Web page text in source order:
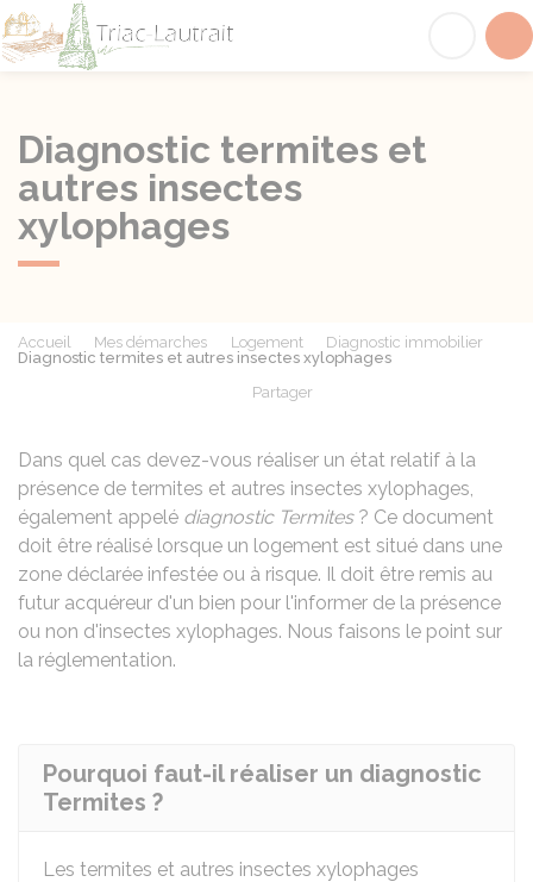
Diagnostic termites et
autres insectes
xylophages
Accueil Mes démarches Logement
Diagnostic immobilier
Diagnostic termites et autres insectes xylophages
Partager
Dans quel cas devez-vous réaliser un état relatif à la
présence de termites et autres insectes xylophages,
également appelé diagnostic Termites? Ce document
doit être réalisé lorsque un logement est situé dans une
zone déclarée infestée ou à risque. Il doit être remis au
futur acquéreur d'un bien pour l'informer de la présence
ou non d'insectes xylophages. Nous faisons le point sur
la réglementation.
Pourquoi faut-il réaliser un diagnostic
Termites ?
Les termites et autres insectes xylophages